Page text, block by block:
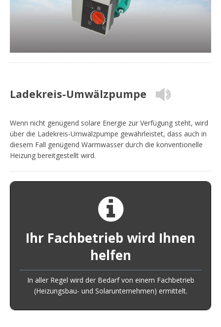
Ladekreis-Umwälzpumpe
Wenn nicht genügend solare Energie zur Verfügung steht, wird
über die Ladekreis-Umwälzpumpe gewährleistet, dass auch in
diesem Fall genügend Warmwasser durch die konventionelle
Heizung bereitgestellt wird.
Ihr Fachbetrieb wird Ihnen
helfen
In aller Regel wird der Bedarf von einem Fachbetrieb
(Heizungsbau- und Solarunternehmen) ermittelt.
SOLAR FACHBETRIEBE FINDEN
In einem Vor-Ort-Termin wird der Heizungsfachmann die
Gegebenheiten aufnehmen und den Bedarf
ermitteln.Um Solar-Fachbetriebe in Ihrer Nähe zu finden
klicken Sie auf:
Fachbetriebe finden